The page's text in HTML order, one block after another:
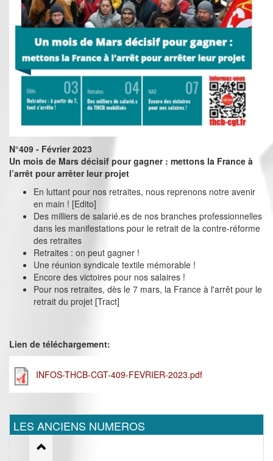
N°409 - Février 2023
Un mois de Mars décisif pour gagner : mettons la France à
l’arrêt pour arrêter leur projet
En luttant pour nos retraites, nous reprenons notre avenir
en main ! [Edito]
Des milliers de salarié.es de nos branches professionnelles
dans les manifestations pour le retrait de la contre-réforme
des retraites
Retraites : on peut gagner !
Une réunion syndicale textile mémorable !
Encore des victoires pour nos salaires !
Pour nos retraites, dès le 7 mars, la France à l'arrêt pour le
retrait du projet [Tract]
Lien de téléchargement:
INFOS-THCB-CGT-409-FEVRIER-2023.pdf
LES ANCIENS NUMEROS